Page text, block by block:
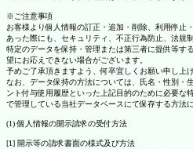
※ご注意事項
お客様より個人情報の訂正・追加・削除、利用停止
あった際にも、セキュリティ、不正行為防止、法規
特定のデータを保持・管理または第三者に提供等す
望にお応えできない場合がございます。
予めご了承頂きますよう、何卒宜しくお願い申し上げ
なお、データ保持の方法については、氏名・性別・
ント付与使用履歴といった上記目的のために必要な
で管理している当社データベースにて保存する方法
(1) 個人情報の開示請求の受付方法
[1] 開示等の請求書面の様式及び方法